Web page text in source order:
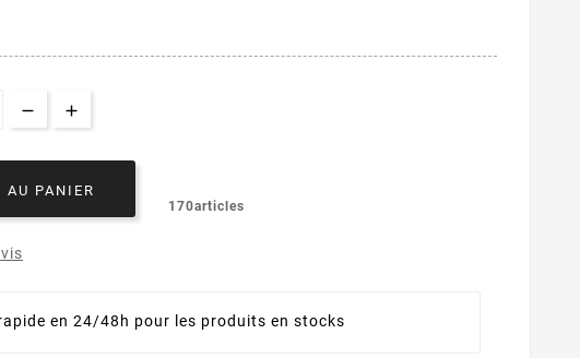
AU PANIER
170articles
en 24/48h pour les produits en stocks